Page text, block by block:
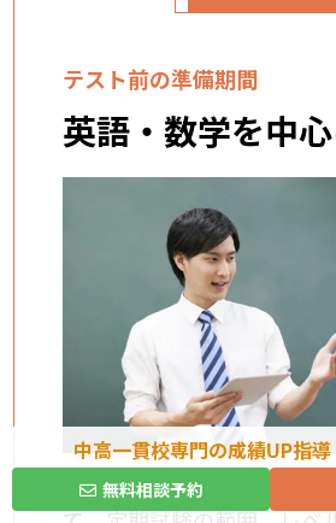
テスト前の準備期間
英語・数学を中
通常授業では、主に各学校
中高一貫校専門の成績UP指
無料相談予約